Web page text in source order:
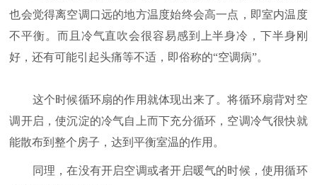
也会觉得离空调口远的地方温度始终会高一点，即室内温度
不平衡。而且冷气直吹会很容易感到上半身冷，下半身刚
好，还有可能引起头痛等不适，即俗称的“空调病”。
这个时候循环扇的作用就体现出来了。将循环扇背对空
调开启，使沉淀的冷气自上而下充分循环，空调冷气很快就
能散布到整个房子，达到平衡室温的作用。
同理，在没有开启空调或者开启暖气的时候，使用循环